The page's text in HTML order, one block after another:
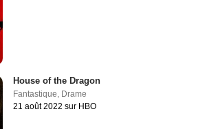
House of the Dragon
Fantastique Drame
21 août 2022 sur HBO